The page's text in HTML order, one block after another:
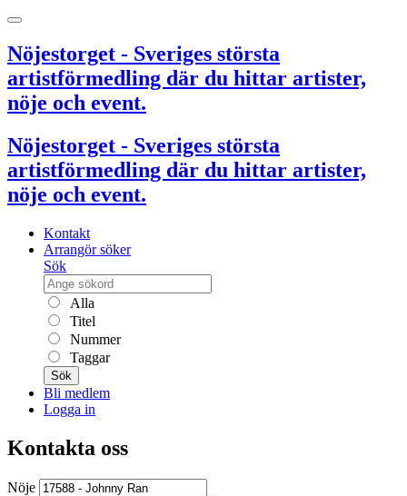
Nöjestorget - Sveriges största
artistförmedling där du hittar artister,
nöje och event.
Nöjestorget - Sveriges största
artistförmedling där du hittar artister,
nöje och event.
Kontakt
Arrangör söker
Sök
Alla
Titel
Nummer
Taggar
Sök
Bli medlem
Logga in
Kontakta oss
Nöje